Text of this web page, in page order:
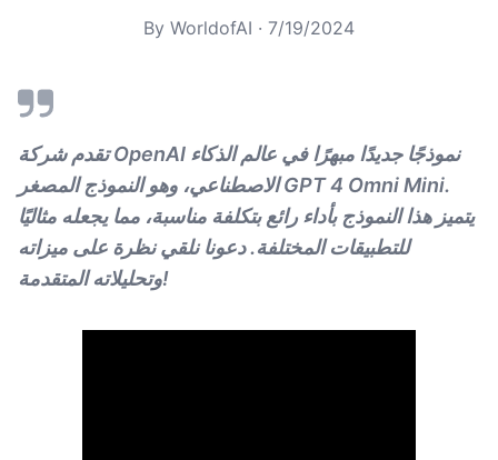
By WorldofAI · 7/19/2024
تقدم شركة OpenAI نموذجًا جديدًا مبهرًا في عالم الذكاء
الاصطناعي، وهو النموذج المصغر GPT 4 Omni Mini.
يتميز هذا النموذج بأداء رائع بتكلفة مناسبة، مما يجعله مثاليًا
للتطبيقات المختلفة. دعونا نلقي نظرة على ميزاته
وتحليلاته المتقدمة!